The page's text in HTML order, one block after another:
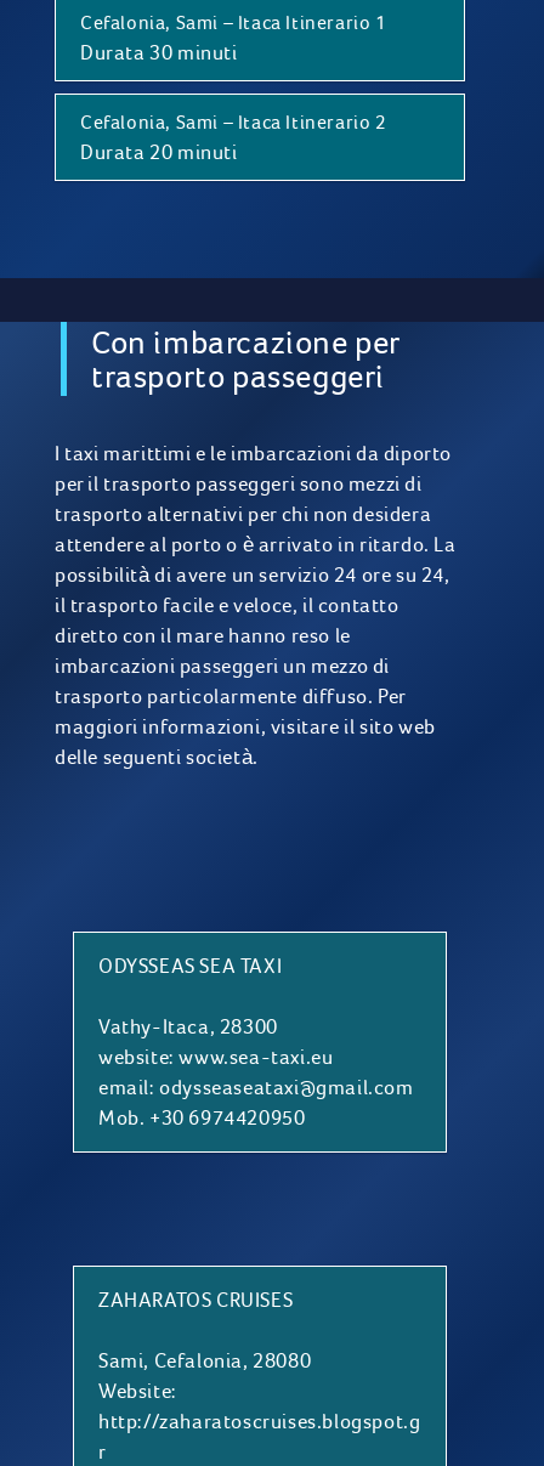
Cefalonia, Sami – Itaca Itinerario 1
Durata 30 minuti
Cefalonia, Sami – Itaca Itinerario 2
Durata 20 minuti
Con imbarcazione per
trasporto passeggeri
I taxi marittimi e le imbarcazioni da diporto
per il trasporto passeggeri sono mezzi di
trasporto alternativi per chi non desidera
attendere al porto o è arrivato in ritardo. La
possibilità di avere un servizio 24 ore su 24,
il trasporto facile e veloce, il contatto
diretto con il mare hanno reso le
imbarcazioni passeggeri un mezzo di
trasporto particolarmente diffuso. Per
maggiori informazioni, visitare il sito web
delle seguenti società.
ODYSSEAS SEA TAXI
Vathy-Itaca, 28300
website:www.sea-taxi.eu
email: odysseaseataxi@gmail.com
Mob. +30 6974420950
ZAHARATOS CRUISES
Sami, Cefalonia, 28080
Website:
http://zaharatoscruises.blogspot.g
r